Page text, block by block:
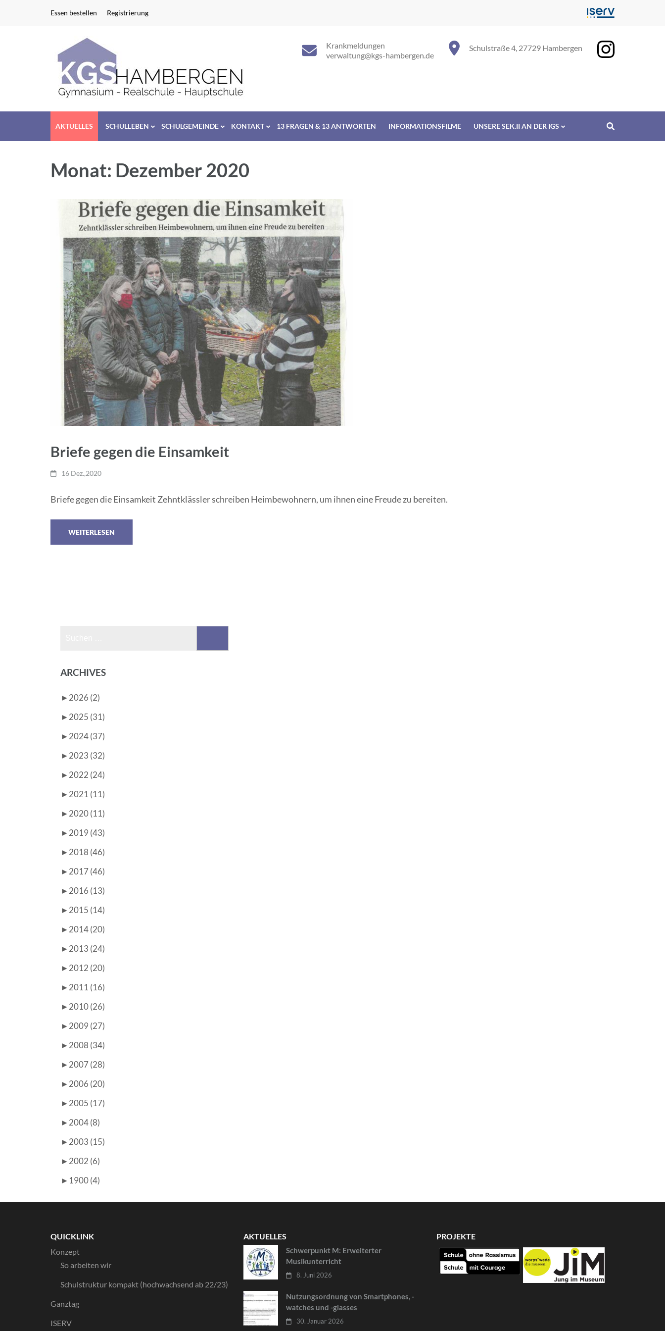
Essen bestellen Registrierung
Schulstraße 4, 27729 Hambergen
Krankmeldungen
verwaltung@kgs-hambergen.de
AKTUELLES SCHULLEBEN SCHULGEMEINDE KONTAKT 13 FRAGEN & 13 ANTWORTEN INFORMATIONSFILME UNSERE SEK.II AN DER IGS
Monat: Dezember 2020
Briefe gegen die Einsamkeit
16 Dez.,2020
Briefe gegen die Einsamkeit Zehntklässler schreiben Heimbewohnern, um ihnen eine Freude zu bereiten.
WEITERLESEN
ARCHIVES
► 2026 (2)
► 2025 (31)
► 2024 (37)
► 2023 (32)
► 2022 (24)
► 2021 (11)
► 2020 (11)
► 2019 (43)
► 2018 (46)
► 2017 (46)
► 2016 (13)
► 2015 (14)
► 2014 (20)
► 2013 (24)
► 2012 (20)
► 2011 (16)
► 2010 (26)
► 2009 (27)
► 2008 (34)
► 2007 (28)
► 2006 (20)
► 2005 (17)
► 2004 (8)
► 2003 (15)
► 2002 (6)
► 1900 (4)
QUICKLINK
Konzept
So arbeiten wir
Schulstruktur kompakt (hochwachsend ab 22/23)
Ganztag
ISERV
AKTUELLES
Schwerpunkt M: Erweiterter
Musikunterricht
8. Juni 2026
Nutzungsordnung von Smartphones, -
watches und -glasses
30. Januar 2026
PROJEKTE